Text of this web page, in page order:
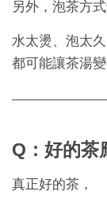
另外，泡茶方式
水太燙、泡太久
都可能讓茶湯變
Q：好的茶
真正好的茶，